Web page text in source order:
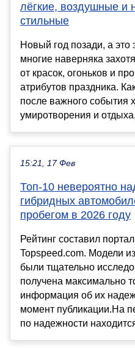
лёгкие, воздушные и
стильные
Новый год позади, а это
многие наверняка
от красок, огоньков и
атрибутов праздника.
после важного события
умиротворения и
15:21, 17 Фев
Топ-10 невероятно
гибридных
пробегом в 2026 году
Рейтинг составил портал
Topspeed.com. Модели
были тщательно
получена максимально
информация об их
момент публикации.На
по надежности